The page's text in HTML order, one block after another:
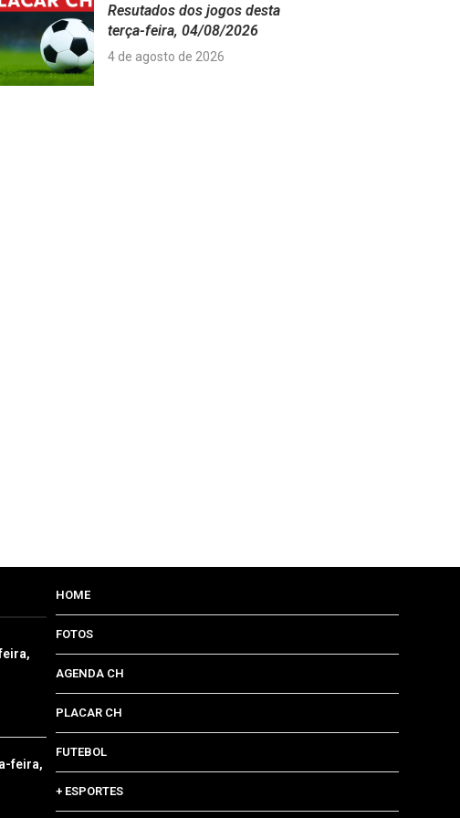
Resutados dos jogos desta
terça-feira, 04/08/2026
4 de agosto de 2026
feira,
HOME
FOTOS
AGENDA CH
PLACAR CH
FUTEBOL
+ ESPORTES